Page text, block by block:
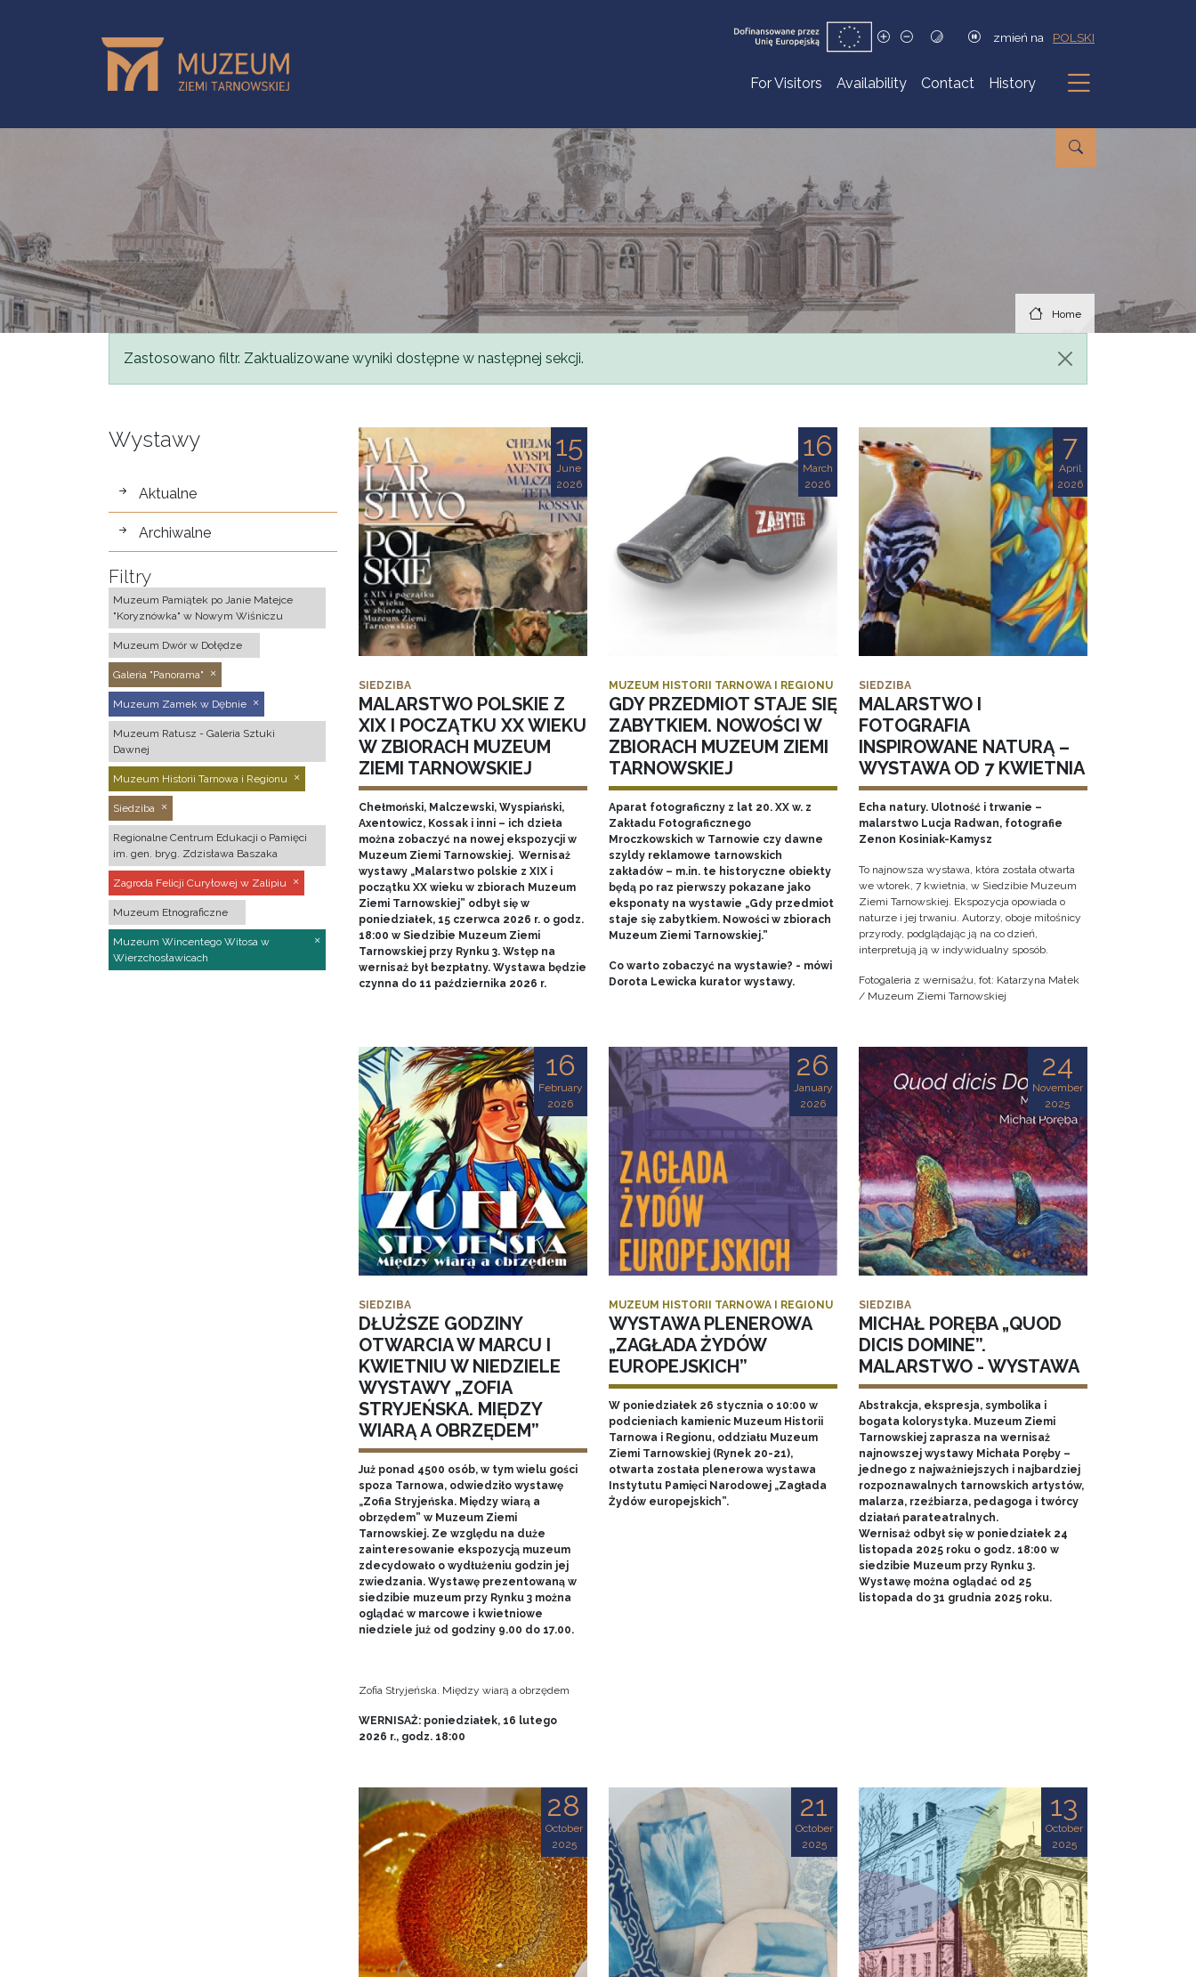
zmień na POLSKI
For Visitors Availability Contact History
Submenu
Home
Status message
Zastosowano filtr. Zaktualizowane wyniki dostępne w następnej sekcji.
Wystawy
wystawy
Aktualne
Archiwalne
Filtry
Muzeum Pamiątek po Janie Matejce
"Koryznówka" w Nowym Wiśniczu
Muzeum Dwór w Dołędze
Galeria "Panorama"
Muzeum Zamek w Dębnie
Muzeum Ratusz - Galeria Sztuki
Dawnej
Muzeum Historii Tarnowa i Regionu
Siedziba
Regionalne Centrum Edukacji o Pamięci
im. gen. bryg. Zdzisława Baszaka
Zagroda Felicji Curyłowej w Zalipiu
Muzeum Etnograficzne
Muzeum Wincentego Witosa w
Wierzchosławicach
15
June
2026
SIEDZIBA
MALARSTWO POLSKIE Z
XIX I POCZĄTKU XX WIEKU
W ZBIORACH MUZEUM
ZIEMI TARNOWSKIEJ
Chełmoński, Malczewski, Wyspiański,
Axentowicz, Kossak i inni – ich dzieła
można zobaczyć na nowej ekspozycji w
Muzeum Ziemi Tarnowskiej. Wernisaż
wystawy „Malarstwo polskie z XIX i
początku XX wieku w zbiorach Muzeum
Ziemi Tarnowskiej” odbył się w
poniedziałek, 15 czerwca 2026 r. o godz.
18:00 w Siedzibie Muzeum Ziemi
Tarnowskiej przy Rynku 3. Wstęp na
wernisaż był bezpłatny. Wystawa będzie
czynna do 11 października 2026 r.
16
March
2026
MUZEUM HISTORII TARNOWA I REGIONU
GDY PRZEDMIOT STAJE SIĘ
ZABYTKIEM. NOWOŚCI W
ZBIORACH MUZEUM ZIEMI
TARNOWSKIEJ
Aparat fotograficzny z lat 20. XX w. z
Zakładu Fotograficznego
Mroczkowskich w Tarnowie czy dawne
szyldy reklamowe tarnowskich
zakładów – m.in. te historyczne obiekty
będą po raz pierwszy pokazane jako
eksponaty na wystawie „Gdy przedmiot
staje się zabytkiem. Nowości w zbiorach
Muzeum Ziemi Tarnowskiej.”
Co warto zobaczyć na wystawie? - mówi
Dorota Lewicka kurator wystawy.
7
April
2026
SIEDZIBA
MALARSTWO I
FOTOGRAFIA
INSPIROWANE NATURĄ –
WYSTAWA OD 7 KWIETNIA
Echa natury. Ulotność i trwanie –
malarstwo Lucja Radwan, fotografie
Zenon Kosiniak-Kamysz
To najnowsza wystawa, która została otwarta
we wtorek, 7 kwietnia, w Siedzibie Muzeum
Ziemi Tarnowskiej. Ekspozycja opowiada o
naturze i jej trwaniu. Autorzy, oboje miłośnicy
przyrody, podglądając ją na co dzień,
interpretują ją w indywidualny sposób.
Fotogaleria z wernisażu, fot: Katarzyna Małek
/ Muzeum Ziemi Tarnowskiej
16
February
2026
SIEDZIBA
DŁUŻSZE GODZINY
OTWARCIA W MARCU I
KWIETNIU W NIEDZIELE
WYSTAWY „ZOFIA
STRYJEŃSKA. MIĘDZY
WIARĄ A OBRZĘDEM”
Już ponad 4500 osób, w tym wielu gości
spoza Tarnowa, odwiedziło wystawę
„Zofia Stryjeńska. Między wiarą a
obrzędem” w Muzeum Ziemi
Tarnowskiej. Ze względu na duże
zainteresowanie ekspozycją muzeum
zdecydowało o wydłużeniu godzin jej
zwiedzania. Wystawę prezentowaną w
siedzibie muzeum przy Rynku 3 można
oglądać w marcowe i kwietniowe
niedziele już od godziny 9.00 do 17.00.
Zofia Stryjeńska. Między wiarą a obrzędem
WERNISAŻ: poniedziałek, 16 lutego
2026 r., godz. 18:00
26
January
2026
MUZEUM HISTORII TARNOWA I REGIONU
WYSTAWA PLENEROWA
„ZAGŁADA ŻYDÓW
EUROPEJSKICH”
W poniedziałek 26 stycznia o 10:00 w
podcieniach kamienic Muzeum Historii
Tarnowa i Regionu, oddziału Muzeum
Ziemi Tarnowskiej (Rynek 20-21),
otwarta została plenerowa wystawa
Instytutu Pamięci Narodowej „Zagłada
Żydów europejskich”.
24
November
2025
SIEDZIBA
MICHAŁ PORĘBA „QUOD
DICIS DOMINE”.
MALARSTWO - WYSTAWA
Abstrakcja, ekspresja, symbolika i
bogata kolorystyka. Muzeum Ziemi
Tarnowskiej zaprasza na wernisaż
najnowszej wystawy Michała Poręby –
jednego z najważniejszych i najbardziej
rozpoznawalnych tarnowskich artystów,
malarza, rzeźbiarza, pedagoga i twórcy
działań parateatralnych.
Wernisaż odbył się w poniedziałek 24
listopada 2025 roku o godz. 18:00 w
siedzibie Muzeum przy Rynku 3.
Wystawę można oglądać od 25
listopada do 31 grudnia 2025 roku.
28
October
2025
21
October
2025
13
October
2025